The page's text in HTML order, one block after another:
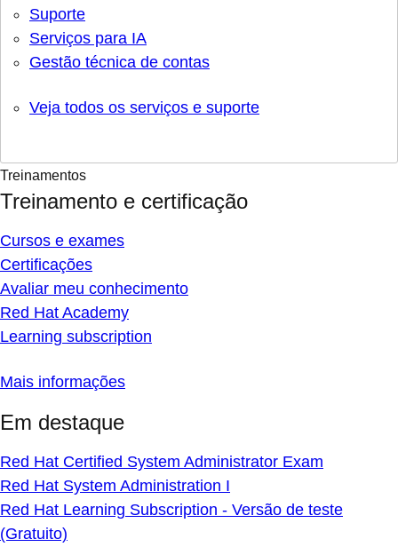
Suporte
Serviços para IA
Gestão técnica de contas
Veja todos os serviços e suporte
Treinamentos
Treinamento e certificação
Cursos e exames
Certificações
Avaliar meu conhecimento
Red Hat Academy
Learning subscription
Mais informações
Em destaque
Red Hat Certified System Administrator Exam
Red Hat System Administration I
Red Hat Learning Subscription - Versão de teste
(Gratuito)